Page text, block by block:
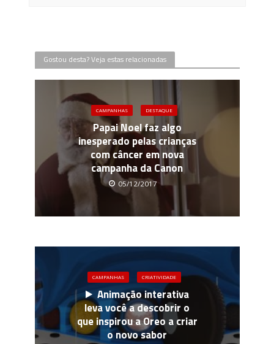
Gostou desta? Veja estas relacionadas
CAMPANHAS DESTAQUE
Papai Noel faz algo
inesperado pelas crianças
com câncer em nova
campanha da Canon
05/12/2017
CAMPANHAS CRIATIVIDADE
Animação interativa
leva você a descobrir o
que inspirou a Oreo a criar
o novo sabor